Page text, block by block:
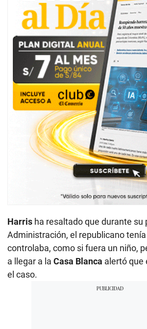
Harris ha resaltado que durante su
Administración, el republicano
controlaba, como si fuera un niño,
a llegar a la Casa Blanca alertó que
el caso.